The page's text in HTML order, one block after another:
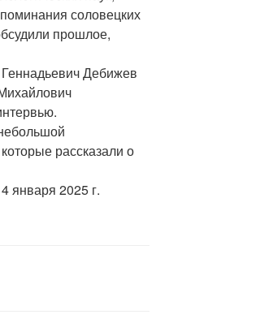
соловецких
прошлое,
Дебижев
рассказали о
января 2025 г.